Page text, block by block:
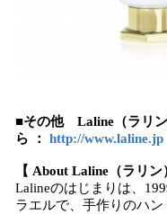
■その他 Laline（ラリ
ら ： http://www.laline.jp
【 About Laline（ラリン
Lalineのはじまりは、
ラエルで、手作りのハ